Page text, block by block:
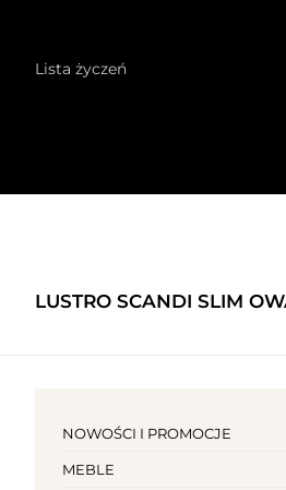
Lista życzeń
LUSTRO SCANDI SLIM
NOWOŚCI I PROMOCJE
MEBLE